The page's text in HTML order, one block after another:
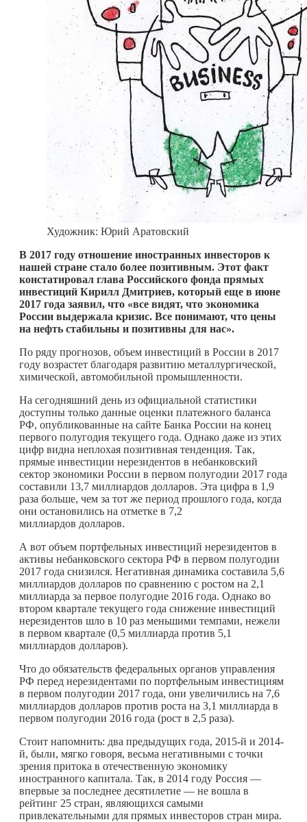
Художник: Юрий Аратовский
В 2017 году отношение иностранных инвесторов к
нашей стране стало более позитивным. Этот факт
констатировал глава Российского фонда прямых
инвестиций Кирилл Дмитриев, который еще в июне
2017 года заявил, что «все видят, что экономика
России выдержала кризис. Все понимают, что цены
на нефть стабильны и позитивны для нас».
По ряду прогнозов, объем инвестиций в России в 2017
году возрастет благодаря развитию металлургической,
химической, автомобильной промышленности.
На сегодняшний день из официальной статистики
доступны только данные оценки платежного баланса
РФ, опубликованные на сайте Банка России на конец
первого полугодия текущего года. Однако даже из этих
цифр видна неплохая позитивная тенденция. Так,
прямые инвестиции нерезидентов в небанковский
сектор экономики России в первом полугодии 2017 года
составили 13,7 миллиардов долларов. Эта цифра в 1,9
раза больше, чем за тот же период прошлого года, когда
они остановились на отметке в 7,2
миллиардов долларов.
А вот объем портфельных инвестиций нерезидентов в
активы небанковского сектора РФ в первом полугодии
2017 года снизился. Негативная динамика составила 5,6
миллиардов долларов по сравнению с ростом на 2,1
миллиарда за первое полугодие 2016 года. Однако во
втором квартале текущего года снижение инвестиций
нерезидентов шло в 10 раз меньшими темпами, нежели
в первом квартале (0,5 миллиарда против 5,1
миллиардов долларов).
Что до обязательств федеральных органов управления
РФ перед нерезидентами по портфельным инвестициям
в первом полугодии 2017 года, они увеличились на 7,6
миллиардов долларов против роста на 3,1 миллиарда в
первом полугодии 2016 года (рост в 2,5 раза).
Стоит напомнить: два предыдущих года, 2015-й и 2014-
й, были, мягко говоря, весьма негативными с точки
зрения притока в отечественную экономику
иностранного капитала. Так, в 2014 году Россия —
впервые за последнее десятилетие — не вошла в
рейтинг 25 стран, являющихся самыми
привлекательными для прямых инвесторов стран мира.